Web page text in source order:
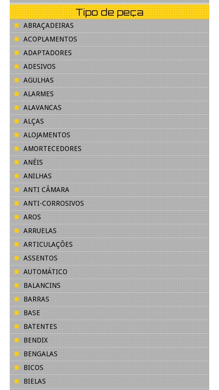
Tipo de peça
ABRAÇADEIRAS
ACOPLAMENTOS
ADAPTADORES
ADESIVOS
AGULHAS
ALARMES
ALAVANCAS
ALÇAS
ALOJAMENTOS
AMORTECEDORES
ANÉIS
ANILHAS
ANTI CÂMARA
ANTI-CORROSIVOS
AROS
ARRUELAS
ARTICULAÇÕES
ASSENTOS
AUTOMÁTICO
BALANCINS
BARRAS
BASE
BATENTES
BENDIX
BENGALAS
BICOS
BIELAS